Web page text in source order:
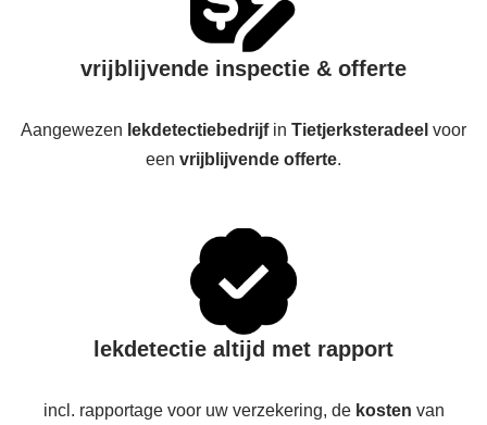
vrijblijvende inspectie & offerte
Aangewezen lekdetectiebedrijfin Tietjerksteradeel voor
een vrijblijvende offerte.
lekdetectie altijd met rapport
incl. rapportage voor uw verzekering, de kosten van